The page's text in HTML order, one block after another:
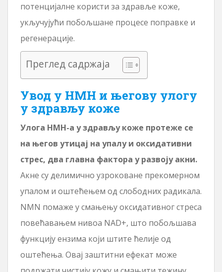
потенцијалне користи за здравље коже,
укључујући побољшане процесе поправке и
регенерације.
Преглед садржаја
Увод у НМН и његову улогу
у здрављу коже
Улога НМН-а у здрављу коже протеже се
на његов утицај на упалу и оксидативни
стрес, два главна фактора у развоју акни.
Акне су делимично узроковане прекомерном
упалом и оштећењем од слободних радикала.
NMN помаже у смањењу оксидативног стреса
повећавањем нивоа NAD+, што побољшава
функцију ензима који штите ћелије од
оштећења. Овај заштитни ефекат може